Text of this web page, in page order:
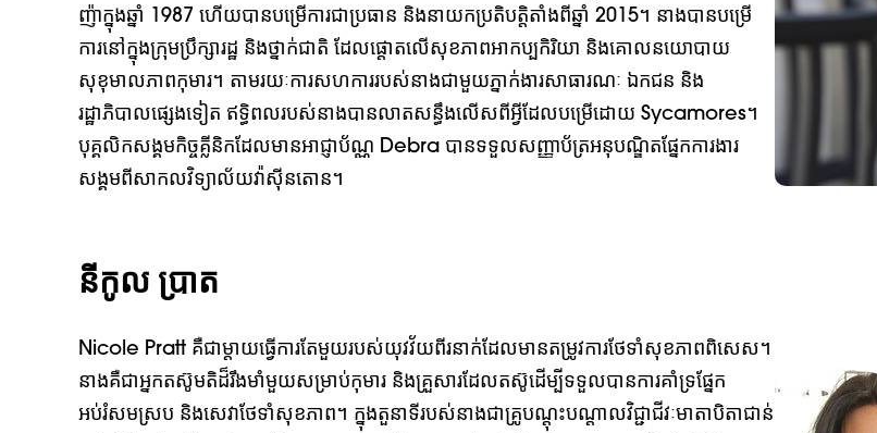
ញ៉ាក្នុងឆ្នាំ 1987 ហើយបានបម្រើការជាប្រធាន និងនាយកប្រតិបត្តិតាំងពីឆ្នាំ 2015។ នាងបានបម្រើ
ការនៅក្នុងក្រុមប្រឹក្សារដ្ឋ និងថ្នាក់ជាតិ ដែលផ្តោតលើសុខភាពអាកប្បកិរិយា និងគោលនយោបាយ
សុខុមាលភាពកុមារ។ តាមរយៈការសហការរបស់នាងជាមួយភ្នាក់ងារសាធារណៈ ឯកជន និង
រដ្ឋាភិបាលផ្សេងទៀត ឥទ្ធិពលរបស់នាងបានលាតសន្ធឹងលើសពីអ្វីដែលបម្រើដោយ Sycamores។
បុគ្គលិកសង្គមកិច្ចគ្លីនិកដែលមានអាជ្ញាប័ណ្ណ Debra បានទទួលសញ្ញាប័ត្រអនុបណ្ឌិតផ្នែកការងារ
សង្គមពីសាកលវិទ្យាល័យវ៉ាស៊ីនតោន។
នីកូល ប្រាត
Nicole Pratt គឺជាម្តាយធ្វើការតែមួយរបស់យុវវ័យពីរនាក់ដែលមានតម្រូវការថែទាំសុខភាពពិសេស។
នាងគឺជាអ្នកតស៊ូមតិដ៏រឹងមាំមួយសម្រាប់កុមារ និងគ្រួសារដែលតស៊ូដើម្បីទទួលបានការគាំទ្រផ្នែក
អប់រំសមស្រប និងសេវាថែទាំសុខភាព។ ក្នុងតួនាទីរបស់នាងជាគ្រូបណ្តុះបណ្តាលវិជ្ជាជីវៈមាតាបិតាជាន់